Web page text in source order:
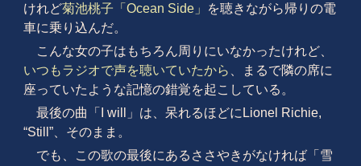
けれど菊池桃子「Ocean Side」
を聴きながら帰りの電
車に乗り込んだ。
こんな女の子はもちろん周りにいなかったけれど、
いつもラジオで声を聴いていたから
、まるで隣の席に
座っていたような記憶の錯覚を起こしている。
最後の曲「I will」は、呆れるほどにLionel Richie,
“Still”、そのまま。
でも、この歌の最後にあるささやきがなければ「雪